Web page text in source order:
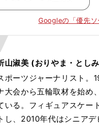
Googleの「優先ソ
山淑美 (おりやま・とし
ポーツジャーナリスト。
大会から五輪取材を始め
いる。フィギュアスケー
し、2010年代はシニア